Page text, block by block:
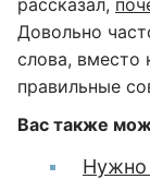
рассказал,
Довольно
слова, вместо
правильные
Вас также
Нужно